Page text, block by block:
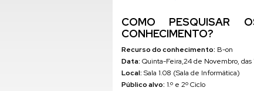
COMO PESQUISAR
CONHECIMENTO?
Recurso do conhecimento: B-on
Data: Quinta-Feira,24 de Novembro, das
Local: Sala 1.08 (Sala de Informática)
Público alvo: 1.º e 2º Ciclo